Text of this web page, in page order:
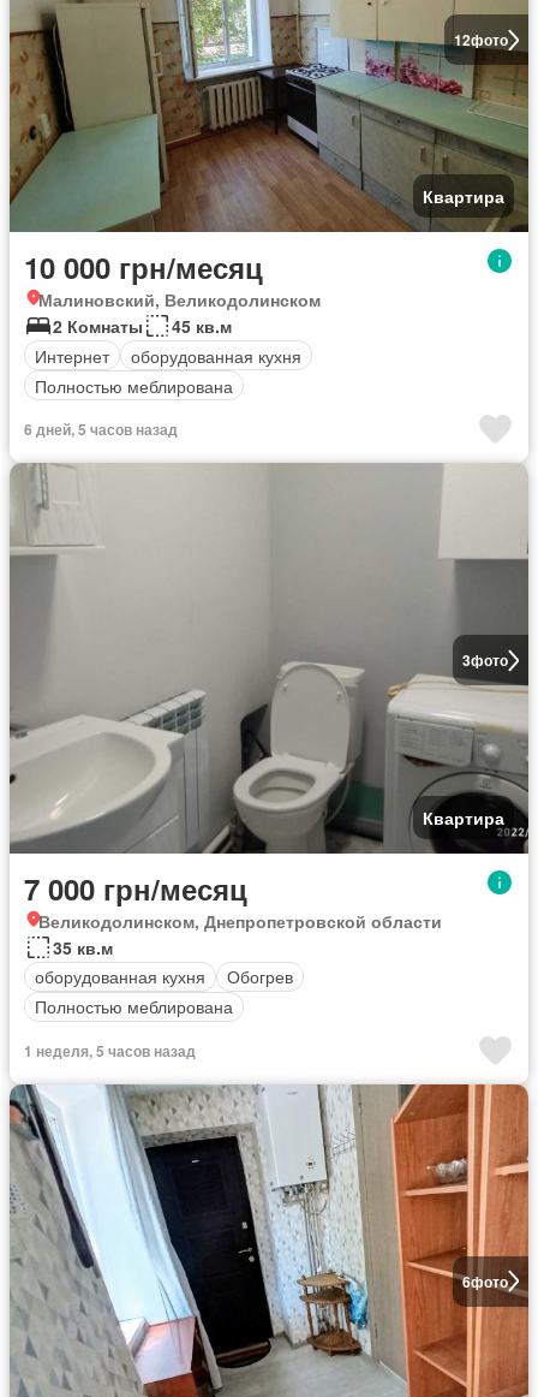
12фото
Квартира
10 000 грн/месяц
Малиновский, Великодолинском
2 Комнаты
45 кв.м
Интернет
оборудованная кухня
Полностью меблирована
6 дней, 5 часов назад
3фото
Квартира
7 000 грн/месяц
Великодолинском, Днепропетровской области
35 кв.м
оборудованная кухня
Обогрев
Полностью меблирована
1 неделя, 5 часов назад
6фото